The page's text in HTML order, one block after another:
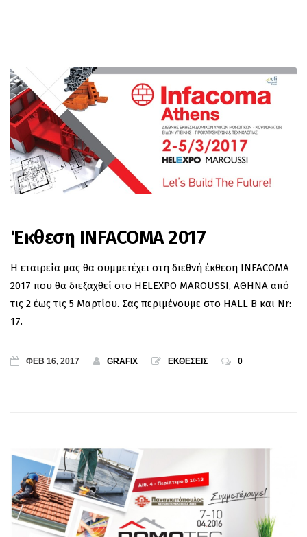
Έκθεση INFACOMA 2017
Η εταιρεία μας θα συμμετέχει στη διεθνή έκθεση INFACOMA
2017 που θα διεξαχθεί στο HELEXPO MAROUSSI, ΑΘΗΝΑ από
τις 2 έως τις 5 Μαρτίου. Σας περιμένουμε στο HALL B και Nr:
17.
ΦΕΒ 16, 2017 GRAFIX ΕΚΘΕΣΕΙΣ 0